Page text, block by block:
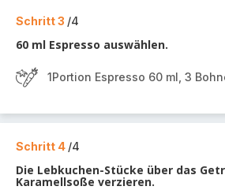
Schritt 3 /4
60 ml Espresso auswählen.
1Portion Espresso 60 ml, 3
Schritt 4 /4
Die Lebkuchen-Stücke über das
Karamellsoße verzieren.